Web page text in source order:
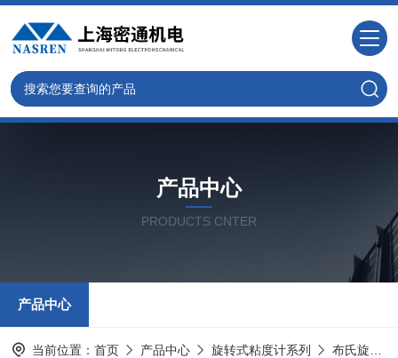
产品中心
PRODUCTS CNTER
产品中心
当前位置： 首页 产品中心 旋转式粘度计系列 布氏旋转式粘度计